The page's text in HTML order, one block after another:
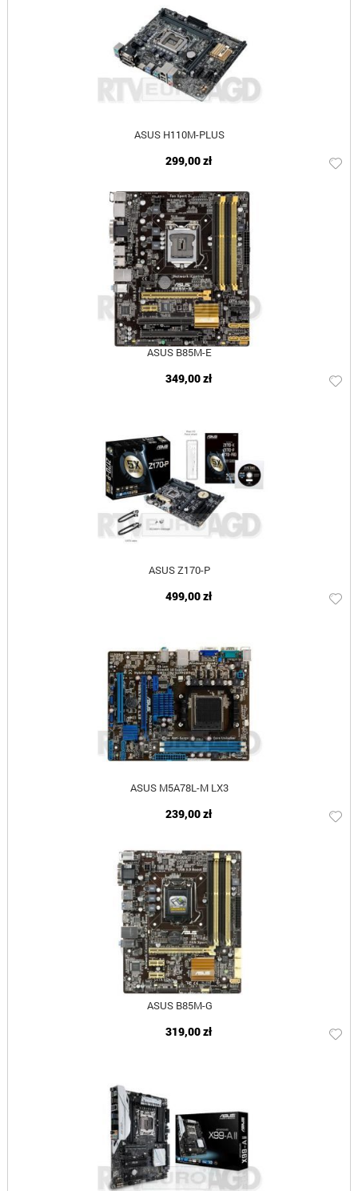
ASUS H110M-PLUS
299,00 zł
ASUS B85M-E
349,00 zł
ASUS Z170-P
499,00 zł
ASUS M5A78L-M LX3
239,00 zł
ASUS B85M-G
319,00 zł